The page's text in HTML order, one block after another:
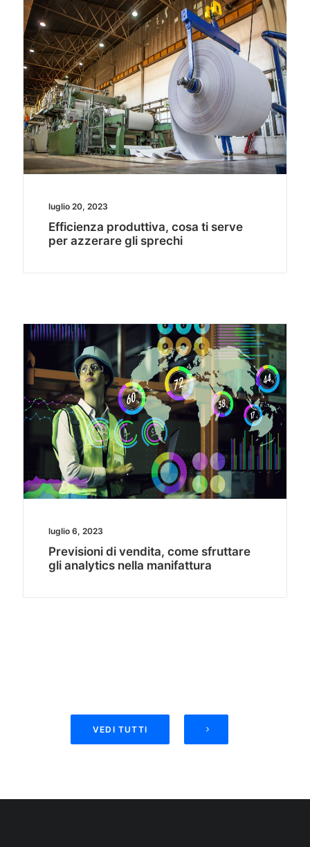
luglio 20, 2023
Efficienza produttiva, cosa ti serve
per azzerare gli sprechi
luglio 6, 2023
Previsioni di vendita, come sfruttare
gli analytics nella manifattura
VEDI TUTTI